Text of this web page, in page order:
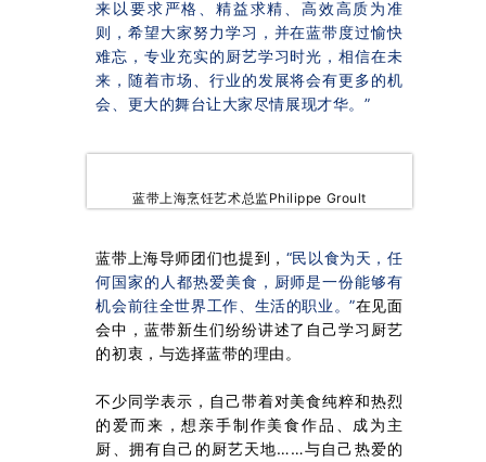
来以要求严格、精益求精、高效高质为准
则，希望大家努力学习，并在蓝带度过愉快
难忘，专业充实的厨艺学习时光，相信在未
来，随着市场、行业的发展将会有更多的机
会、更大的舞台让大家尽情展现才华。”
蓝带上海烹饪艺术总监Philippe Groult
蓝带上海导师团们也提到， “民以食为天，任
何国家的人都热爱美食，厨师是一份能够有
机会前往全世界工作、生活的职业。”在见面
会中，蓝带新生们纷纷讲述了自己学习厨艺
的初衷，与选择蓝带的理由。
不少同学表示，自己带着对美食纯粹和热烈
的爱而来，想亲手制作美食作品、成为主
厨、拥有自己的厨艺天地……与自己热爱的